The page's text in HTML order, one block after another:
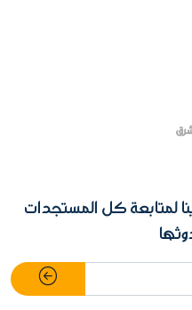
لمتابعة كل المستجدات